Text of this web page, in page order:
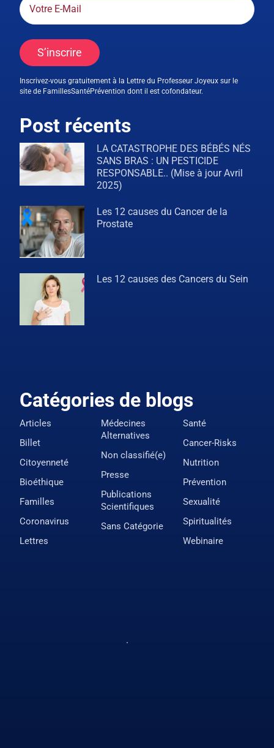
S’inscrire
Inscrivez-vous gratuitement à la Lettre du Professeur Joyeux sur le
site de FamillesSantéPrévention dont il est cofondateur.
Post récents
LA CATASTROPHE DES BÉBÉS NÉS
SANS BRAS : UN PESTICIDE
RESPONSABLE.. (Mise à jour Avril
2025)
Les 12 causes du Cancer de la
Prostate
Les 12 causes des Cancers du Sein
Catégories de blogs
Articles
Billet
Citoyenneté
Bioéthique
Familles
Coronavirus
Lettres
Médecines
Alternatives
Non classifié(e)
Presse
Publications
Scientifiques
Sans Catégorie
Santé
Cancer-Risks
Nutrition
Prévention
Sexualité
Spiritualités
Webinaire